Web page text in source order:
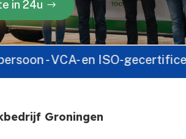
in 24u
- VCA- en ISO-
Groningen